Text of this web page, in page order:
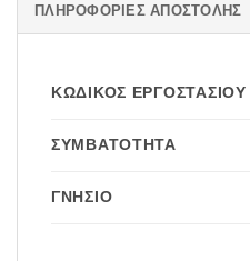
ΠΛΗΡΟΦΟΡΊΕΣ ΑΠΟΣΤΟΛΉΣ
ΚΩΔΙΚΌΣ ΕΡΓΟΣΤΑΣΊΟΥ
ΣΥΜΒΑΤΌΤΗΤΑ
ΓΝΉΣΙΟ